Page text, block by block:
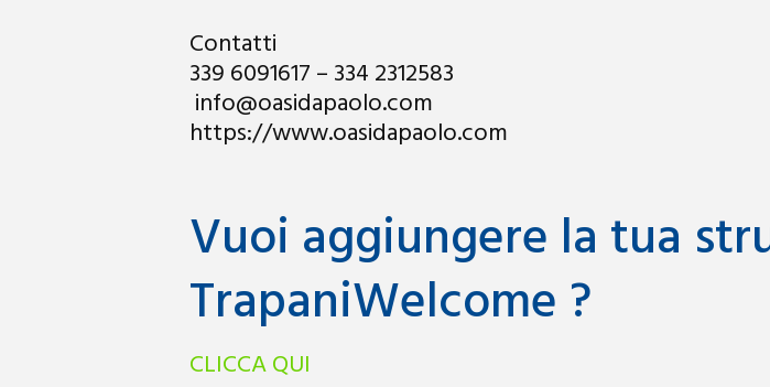
Contatti
339 6091617 – 334 2312583
info@oasidapaolo.com
https://www.oasidapaolo.com
Vuoi aggiungere la tua
TrapaniWelcome ?
CLICCA QUI